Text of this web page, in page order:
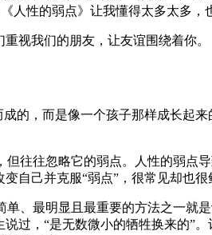
性的弱点》让我懂得太多太多，
视我们的朋友，让友谊围绕着你。
的，而是像一个孩子那样成长起
往往忽略它的弱点。人性的弱
自己并克服“弱点”，很常见却也很
、最明显且最重要的方法之一就
过，“是无数微小的牺牲换来的”